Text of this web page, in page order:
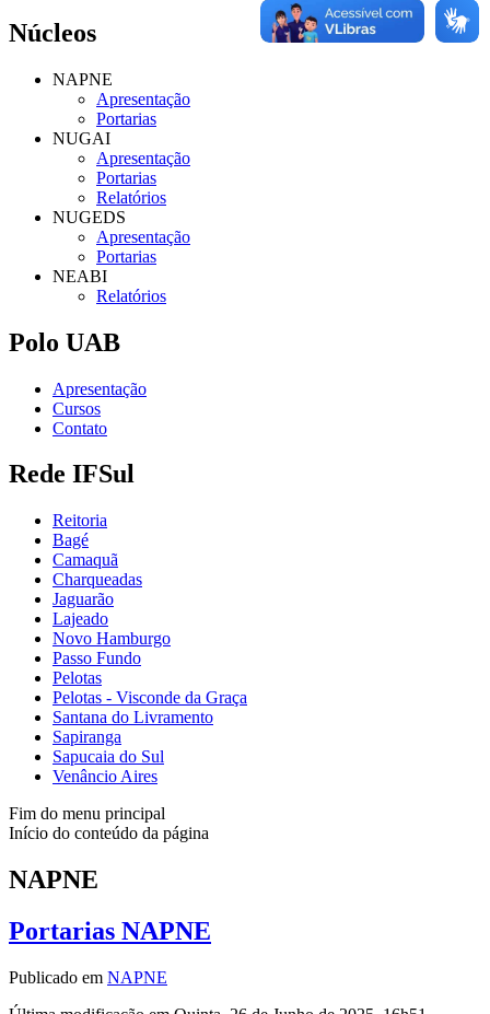
Núcleos
NAPNE
Apresentação
Portarias
NUGAI
Apresentação
Portarias
Relatórios
NUGEDS
Apresentação
Portarias
NEABI
Relatórios
Polo UAB
Apresentação
Cursos
Contato
Rede IFSul
Reitoria
Bagé
Camaquã
Charqueadas
Jaguarão
Lajeado
Novo Hamburgo
Passo Fundo
Pelotas
Pelotas - Visconde da Graça
Santana do Livramento
Sapiranga
Sapucaia do Sul
Venâncio Aires
Fim do menu principal
Início do conteúdo da página
NAPNE
Portarias NAPNE
Publicado em NAPNE